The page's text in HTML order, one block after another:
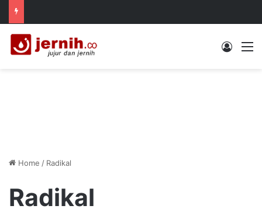
Log In
Home / Radikal
Radikal